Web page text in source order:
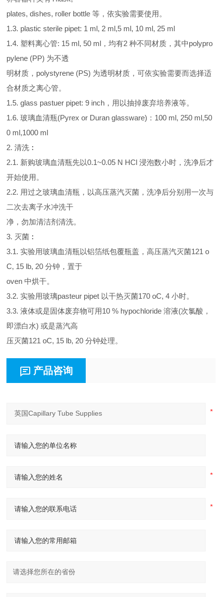
plates, dishes, roller bottle 等，依实验需要使用。
1.3. plastic sterile pipet: 1 ml, 2 ml,5 ml, 10 ml, 25 ml
1.4. 塑料离心管: 15 ml, 50 ml，均有2 种不同材质，其中polypro
pylene (PP) 为不透
明材质，polystyrene (PS) 为透明材质，可依实验需要而选择适
合材质之离心管。
1.5. glass pastuer pipet: 9 inch，用以抽掉废弃培养液等。
1.6. 玻璃血清瓶(Pyrex or Duran glassware)：100 ml, 250 ml,50
0 ml,1000 ml
2. 清洗︰
2.1. 新购玻璃血清瓶先以0.1~0.05 N HCl 浸泡数小时，洗净后才
开始使用。
2.2. 用过之玻璃血清瓶，以高压蒸汽灭菌，洗净后分别用一次与
二次去离子水冲洗干
净，勿加清洁剂清洗。
3. 灭菌︰
3.1. 实验用玻璃血清瓶以铝箔纸包覆瓶盖，高压蒸汽灭菌121 o
C, 15 lb, 20 分钟，置于
oven 中烘干。
3.2. 实验用玻璃pasteur pipet 以干热灭菌170 oC, 4 小时。
3.3. 液体或是固体废弃物可用10 % hypochloride 溶液(次氯酸，
即漂白水) 或是蒸汽高
压灭菌121 oC, 15 lb, 20 分钟处理。
产品咨询